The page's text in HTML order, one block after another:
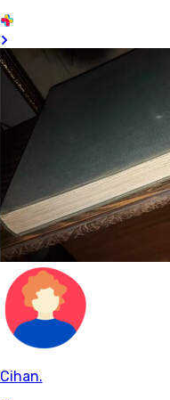
Cihan.